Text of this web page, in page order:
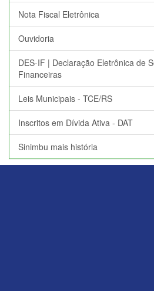
Nota Fiscal Eletrônica
Ouvidoria
DES-IF | Declaração Eletrônica de
Financeiras
Leis Municipais - TCE/RS
Inscritos em Dívida Ativa - DAT
Sinimbu mais história